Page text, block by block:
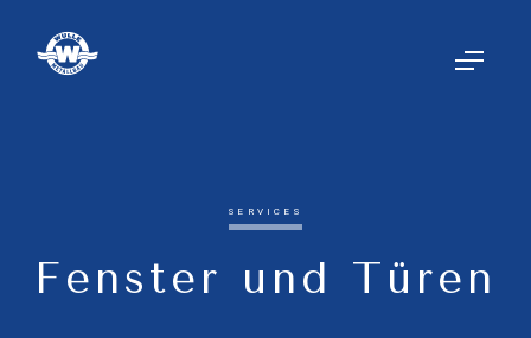
SERVICES
Fenster und Türen